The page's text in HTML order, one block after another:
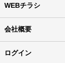
WEBチラシ
会社概要
ログイン